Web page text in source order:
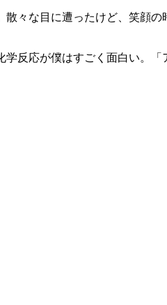
々な目に遭ったけど、笑顔の
反応が僕はすごく面白い。「